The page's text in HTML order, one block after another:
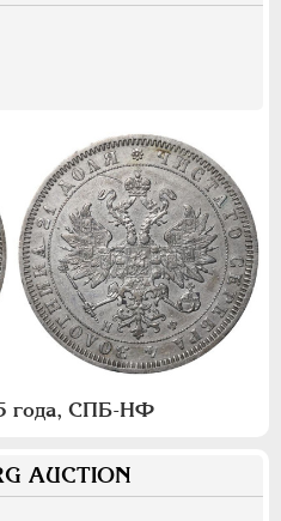
года, СПБ-НФ
AUCTION